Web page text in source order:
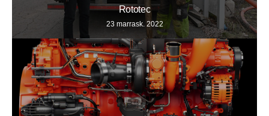
Rototec
23 marrask. 2022